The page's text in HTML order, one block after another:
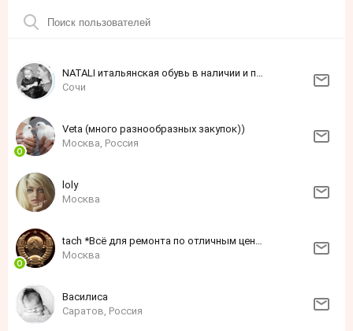
NATALI итальянская обувь в наличии и под заказ
Сочи
Veta (много разнообразных закупок))
Москва, Россия
loly
Москва
tach *Всё для ремонта по отличным ценам*
Москва
Василиса
Саратов, Россия